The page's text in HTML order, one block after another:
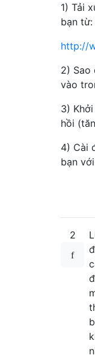
1) Tải
bạn từ:
http://
2) Sao
vào
3)
hồi
4) Cài
bạn
2